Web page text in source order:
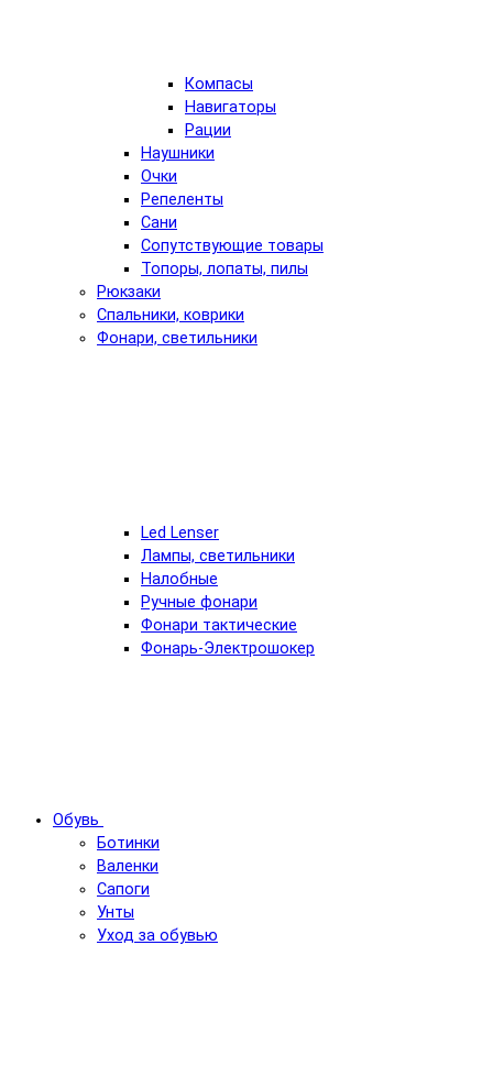
Компасы
Навигаторы
Рации
Наушники
Очки
Репеленты
Сани
Сопутствующие товары
Топоры, лопаты, пилы
Рюкзаки
Спальники, коврики
Фонари, светильники
Led Lenser
Лампы, светильники
Налобные
Ручные фонари
Фонари тактические
Фонарь-Электрошокер
Обувь
Ботинки
Валенки
Сапоги
Унты
Уход за обувью